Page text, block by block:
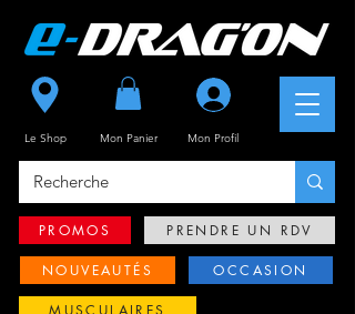
Le Shop Mon Panier
Se connecter
Mon Profil
PROMOS PRENDRE UN RDV
NOUVEAUTÉS OCCASION
MUSCULAIRES